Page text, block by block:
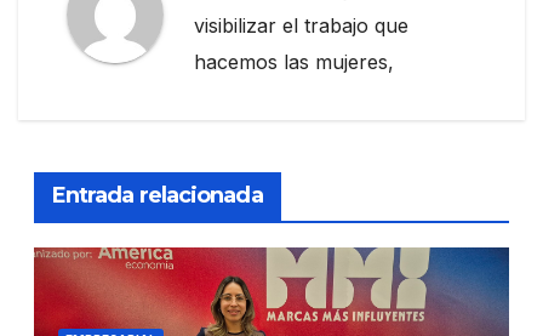
visibilizar el trabajo que
hacemos las mujeres,
Entrada relacionada